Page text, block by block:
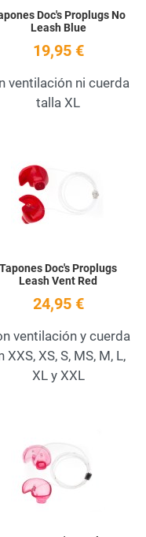
Doc's Proplugs No
Leash Blue
19,95 €
ventilación ni cuerda
talla XL
Tapones Doc's Proplugs
Leash Vent Red
24,95 €
ventilación y cuerda
XXS, XS, S, MS, M, L,
XL y XXL